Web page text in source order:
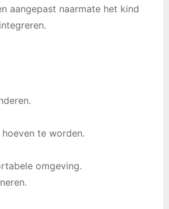
aangepast naarmate het kind
te worden.
omgeving.